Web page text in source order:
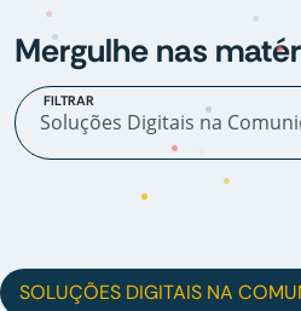
Mergulhe nas
FILTRAR
SOLUÇÕES DIGITAIS NA